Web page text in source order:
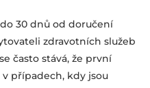
30 dnů od doručení
zdravotních služeb
často stává, že první
případech, kdy jsou